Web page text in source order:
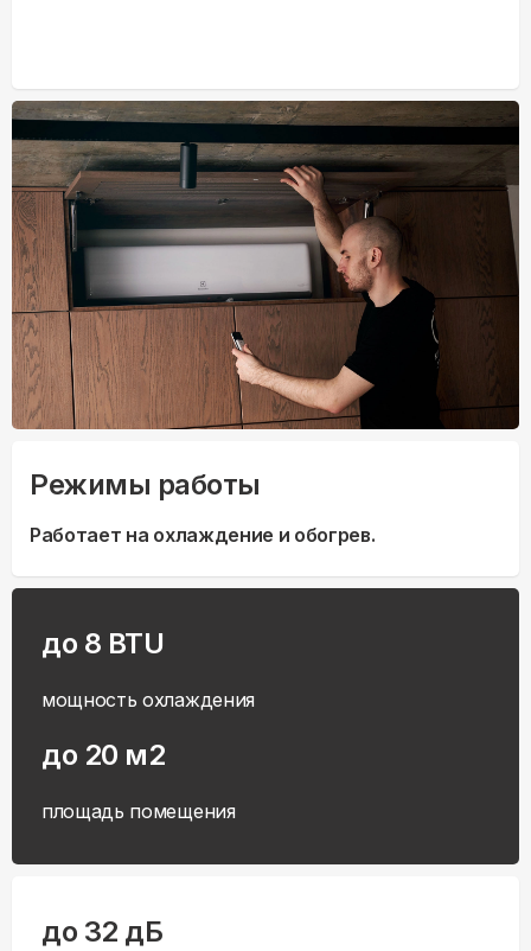
Режимы работы
Работает на охлаждение и обогрев.
до 8 BTU
мощность охлаждения
до 20 м2
площадь помещения
до 32 дБ